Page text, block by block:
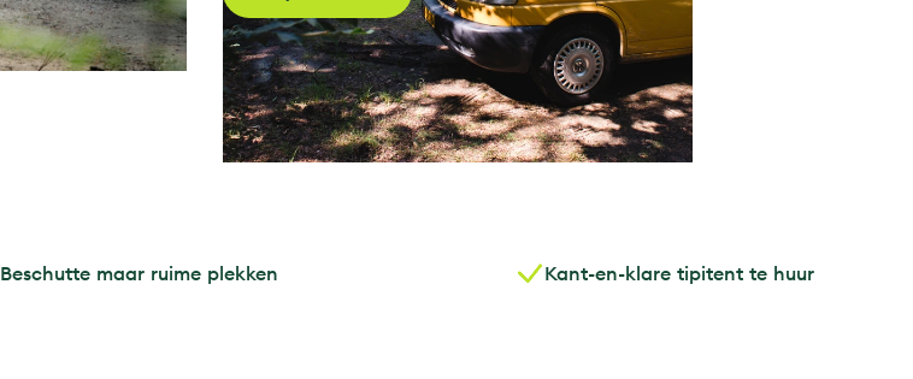
Beschutte maar ruime plekken Kant-en-klare tipitent te huur